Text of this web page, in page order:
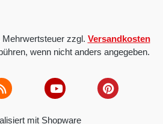
zzgl. Versandkosten
wenn nicht anders angegeben.
mit Shopware